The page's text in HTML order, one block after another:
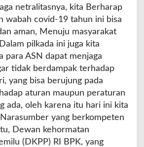
netralitasnya, kita Berharap
wabah covid-19 tahun ini bisa
aman, Menuju masyarakat
pilkada ini juga kita
para ASN dapat menjaga
tidak berdampak terhadap
yang bisa berujung pada
aturan maupun peraturan
ada, oleh karena itu hari ini kita
yang berkompeten
Dewan kehormatan
(DKPP) RI BPK, yang